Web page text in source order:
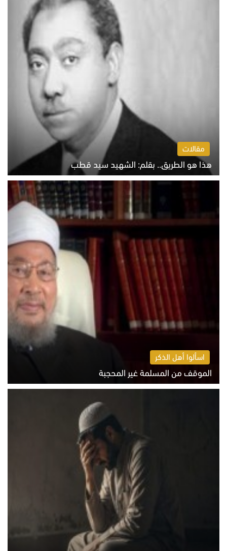
مقالات
هذا هو الطريق.. بقلم: الشهيد سيد قطب
الخميس 6 أغسطس 2026 10:52 ص
اسألوا أهل الذكر
الموقف من المسلمة غير المحجبة
الخميس 6 أغسطس 2026 10:45 ص